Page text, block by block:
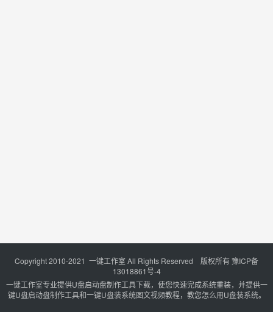
Copyright 2010-2021 一键工作室 All Rights Reserved 版权所有豫ICP备
13018861号-4
一键工作室专业提供U盘启动盘制作工具下载，使您快速完成系统重装，并提供一
键U盘启动盘制作工具和一键U盘装系统图文视频教程，教您怎么用U盘装系统。